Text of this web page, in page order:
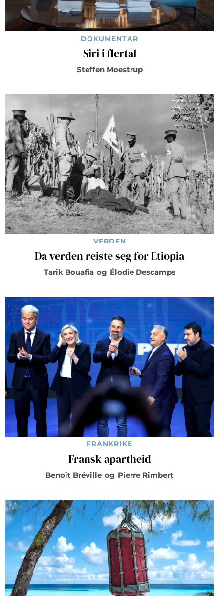
DOKUMENTAR
Siri i flertal
Steffen Moestrup
VERDEN
Da verden reiste seg for Etiopia
Tarik Bouafia og Élodie Descamps
FRANKRIKE
Fransk apartheid
Benoît Bréville og Pierre Rimbert